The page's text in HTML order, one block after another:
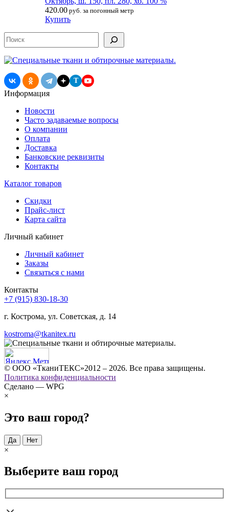
420.00 руб. за погонный метр
Купить
Поиск
T
Информация
Новости
Часто задаваемые вопросы
О компании
Оплата
Доставка
Банковские реквизиты
Контакты
Каталог товаров
Скидки
Прайс-лист
Карта сайта
Личный кабинет
Личный кабинет
Заказы
Связаться с нами
Контакты
+7 (915) 830-18-30
г. Кострома, ул. Советская, д. 14
kostroma@tkanitex.ru
© ООО «ТканиТЕКС»2012 – 2026. Все права защищены.
Политика конфиденциальности
Сделано — WPG
×
Это ваш город?
Да Нет
×
Выберите ваш город